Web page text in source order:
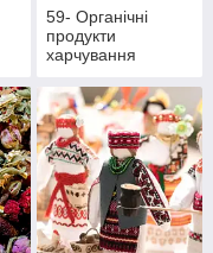
59- Органічні
продукти
харчування